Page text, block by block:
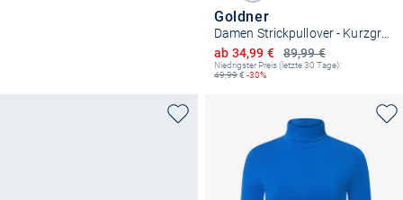
Goldner
Damen Strickpullover - Kurzgröße
89,99 €
Ermäßigter Preis
ab 34,99 €
Niedrigster Preis (letzte 30 Tage):
49,99€ -30%